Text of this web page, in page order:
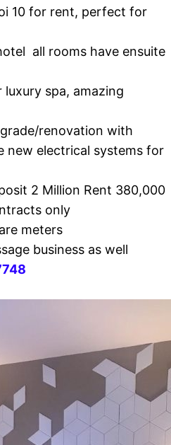
10 for rent, perfect for
all rooms have ensuite
spa, amazing
renovation with
new electrical systems for
2 Million Rent 380,000
only
meters
business as well